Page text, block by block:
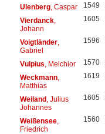
Ulenberg, Caspar 1549
Vierdanck,
Johann
1605
Voigtländer,
Gabriel
1596
Vulpius , Melchior 1570
Weckmann,
Matthias
1619
Weiland, Julius
Johannes
1605
Weißensee,
Friedrich
1560